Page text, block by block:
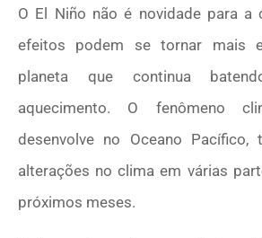
O El Niño não é novidade para a
efeitos podem se tornar mais
planeta que continua
aquecimento. O fenômeno
desenvolve no Oceano Pacífico,
alterações no clima em várias
próximos meses.